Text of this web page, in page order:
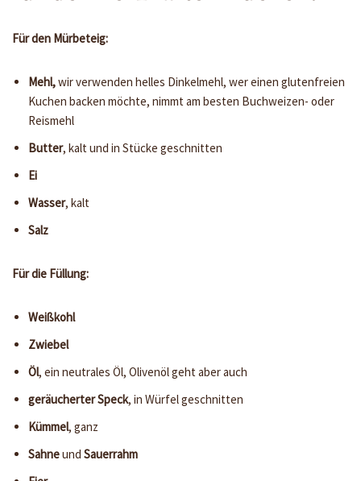
Für den Mürbeteig:
Mehl,wir verwenden helles Dinkelmehl, wer einen glutenfreien
Kuchen backen möchte, nimmt am besten Buchweizen- oder
Reismehl
Butter, kalt und in Stücke geschnitten
Ei
Wasser, kalt
Salz
Für die Füllung:
Weißkohl
Zwiebel
Öl, ein neutrales Öl, Olivenöl geht aber auch
geräucherter Speck, in Würfel geschnitten
Kümmel, ganz
Sahneund Sauerrahm